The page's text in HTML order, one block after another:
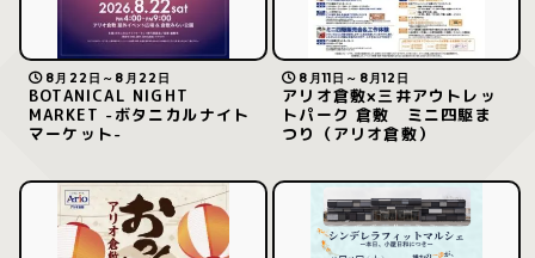
8月22日～8月22日
BOTANICAL NIGHT
MARKET -ボタニカルナイト
マーケット-
8月11日～8月12日
アリオ倉敷×三井アウトレッ
トパーク 倉敷 ミニ四駆ま
つり（アリオ倉敷）